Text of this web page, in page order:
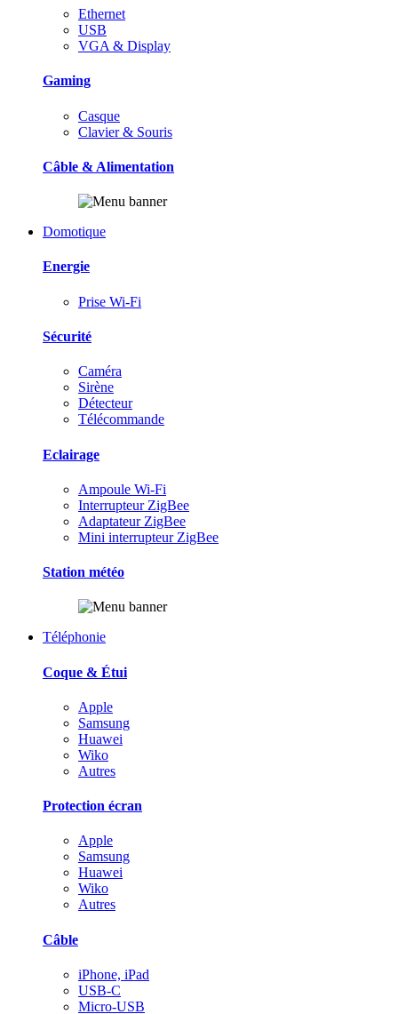
Ethernet
USB
VGA & Display
Gaming
Casque
Clavier & Souris
Câble & Alimentation
Domotique
Energie
Prise Wi-Fi
Sécurité
Caméra
Sirène
Détecteur
Télécommande
Eclairage
Ampoule Wi-Fi
Interrupteur ZigBee
Adaptateur ZigBee
Mini interrupteur ZigBee
Station météo
Téléphonie
Coque & Étui
Apple
Samsung
Huawei
Wiko
Autres
Protection écran
Apple
Samsung
Huawei
Wiko
Autres
Câble
iPhone, iPad
USB-C
Micro-USB